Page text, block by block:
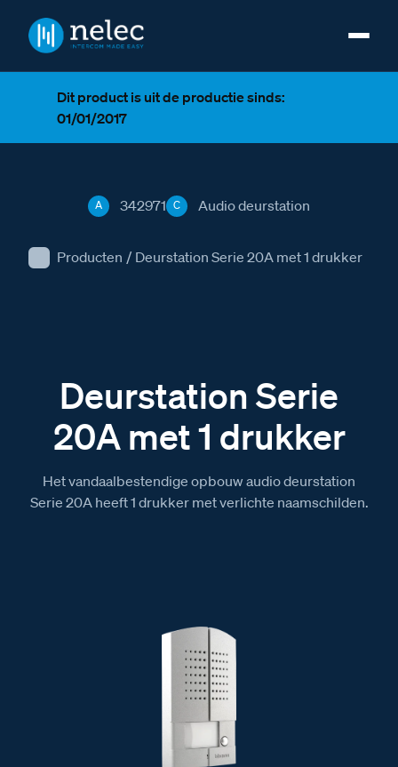
Dit product is uit de productie sinds:
01/01/2017
Producten / Deurstation Serie 20A met 1 drukker
A 342971 C Audio deurstation
Deurstation Serie
20A met 1 drukker
Het vandaalbestendige opbouw audio deurstation
Serie 20A heeft 1 drukker met verlichte naamschilden.